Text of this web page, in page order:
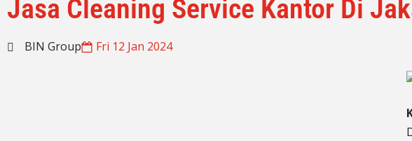
Jasa Cleaning Service Kantor Di
BIN Group Fri 12 Jan 2024